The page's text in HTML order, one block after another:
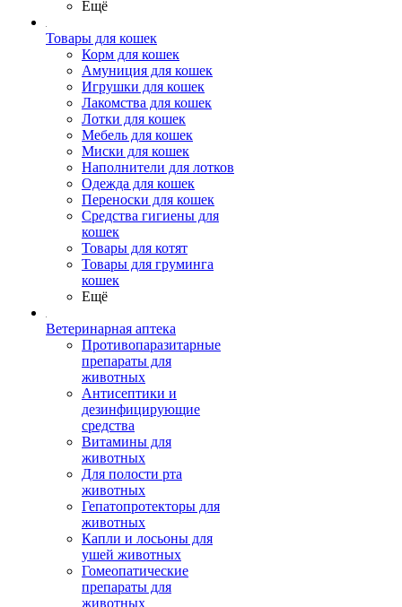
Ещё
Товары для кошек
Корм для кошек
Амуниция для кошек
Игрушки для кошек
Лакомства для кошек
Лотки для кошек
Мебель для кошек
Миски для кошек
Наполнители для лотков
Одежда для кошек
Переноски для кошек
Средства гигиены для
кошек
Товары для котят
Товары для груминга
кошек
Ещё
Ветеринарная аптека
Противопаразитарные
препараты для
животных
Антисептики и
дезинфицирующие
средства
Витамины для
животных
Для полости рта
животных
Гепатопротекторы для
животных
Капли и лосьоны для
ушей животных
Гомеопатические
препараты для
животных